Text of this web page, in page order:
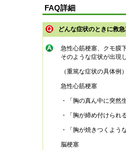
FAQ詳細
どんな症状のときに救
急性心筋梗塞、クモ膜
そのような症状が出現
（重篤な症状の具体例）
急性心筋梗塞
・「胸の真ん中に突然
・「胸が締め付けられ
・「胸が焼きつくよう
脳梗塞